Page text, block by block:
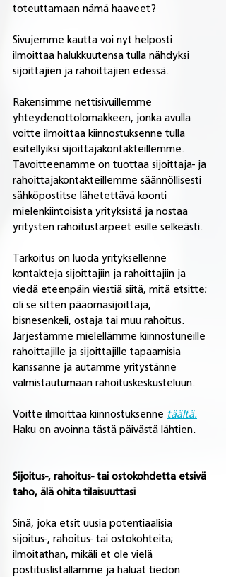
toteuttamaan nämä haaveet?
Sivujemme kautta voi nyt helposti
ilmoittaa halukkuutensa tulla nähdyksi
sijoittajien ja rahoittajien edessä.
Rakensimme nettisivuillemme
yhteydenottolomakkeen, jonka avulla
voitte ilmoittaa kiinnostuksenne tulla
esitellyiksi sijoittajakontakteillemme.
Tavoitteenamme on tuottaa sijoittaja- ja
rahoittajakontakteillemme säännöllisesti
sähköpostitse lähetettävä koonti
mielenkiintoisista yrityksistä ja nostaa
yritysten rahoitustarpeet esille selkeästi.
Tarkoitus on luoda yrityksellenne
kontakteja sijoittajiin ja rahoittajiin ja
viedä eteenpäin viestiä siitä, mitä etsitte;
oli se sitten pääomasijoittaja,
bisnesenkeli, ostaja tai muu rahoitus.
Järjestämme mielellämme kiinnostuneille
rahoittajille ja sijoittajille tapaamisia
kanssanne ja autamme yritystänne
valmistautumaan rahoituskeskusteluun.
Voitte ilmoittaa kiinnostuksenne täältä.
Haku on avoinna tästä päivästä lähtien.
Sijoitus-, rahoitus- tai ostokohdetta etsivä
taho, älä ohita tilaisuuttasi
Sinä, joka etsit uusia potentiaalisia
sijoitus-, rahoitus- tai ostokohteita;
ilmoitathan, mikäli et ole vielä
postituslistallamme ja haluat tiedon